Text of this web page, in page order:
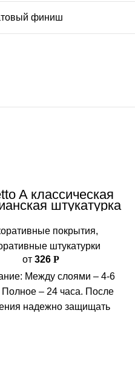
финиш
A классическая
штукатурка
покрытия,
штукатурки
от326Р
Между слоями – 4-6
Полное – 24 часа. После
надежно защищать